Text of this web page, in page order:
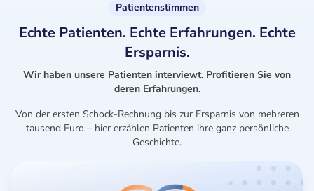
Patientenstimmen
Echte Patienten. Echte Erfahrungen. Echte
Ersparnis.
Wir haben unsere Patienten interviewt. Profitieren Sie von
deren Erfahrungen.
Von der ersten Schock-Rechnung bis zur Ersparnis von mehreren
tausend Euro – hier erzählen Patienten ihre ganz persönliche
Geschichte.